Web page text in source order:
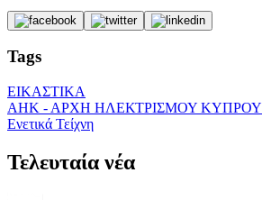
Tags
ΕΙΚΑΣΤΙΚΑ
ΑΗΚ - ΑΡΧΗ ΗΛΕΚΤΡΙΣΜΟΥ ΚΥΠΡΟΥ
Ενετικά Τείχνη
Τελευταία νέα